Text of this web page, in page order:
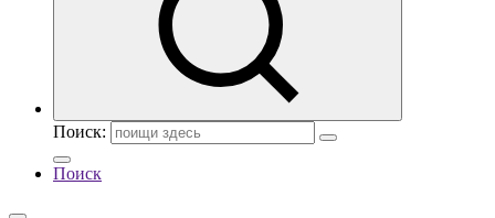
Поиск:
Поиск